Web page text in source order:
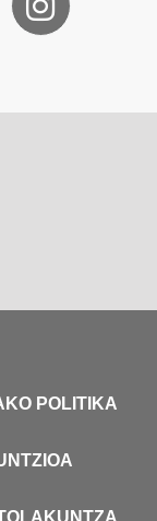
POLITIKA